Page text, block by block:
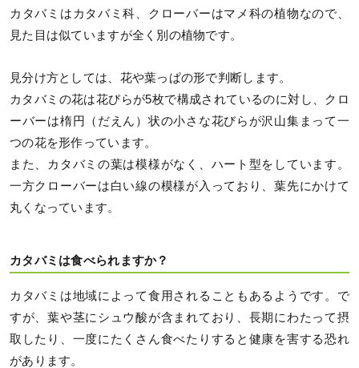
カタバミはカタバミ科、クローバーはマメ科の植物なので、
見た目は似ていますが全く別の植物です。
見分け方としては、花や葉っぱの形で判断します。
カタバミの花は花びらが5枚で構成されているのに対し、クロ
ーバーは楕円（だえん）状の小さな花びらが沢山集まって一
つの花を形作っています。
また、カタバミの葉は模様がなく、ハート型をしています。
一方クローバーは白い線の模様が入っており、葉先にかけて
丸くなっています。
カタバミは食べられますか？
カタバミは地域によって食用されることもあるようです。で
すが、葉や茎にシュウ酸が含まれており、長期にわたって摂
取したり、一度にたくさん食べたりすると健康を害する恐れ
があります。